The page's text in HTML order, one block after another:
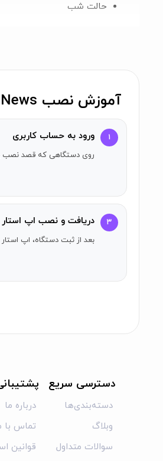
حالت شب
خبر‌های مورد نظر خود را
آموزش نصب IRAN News -ایران خبر روی آیفون
۱ ورود به حساب کاربری
روی دستگاهی که قصد نصب
۳ دریافت و نصب اپ استار
بعد از ثبت دستگاه، اپ
دسترسی سریع
دسته‌بندی‌ها
وبلاگ
سوالات متداول
درباره ما
تماس با
قوانین